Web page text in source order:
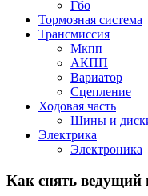
Гбо
Тормозная система
Трансмиссия
Мкпп
АКПП
Вариатор
Сцепление
Ходовая часть
Шины и
Электрика
Электроника
Как снять ведущий